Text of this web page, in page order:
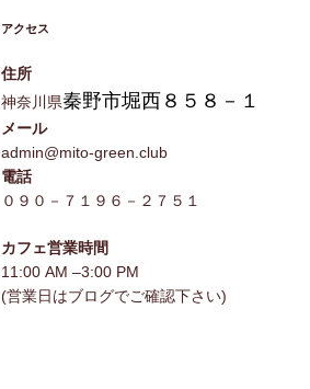
アクセス
住所
神奈川県秦野市堀西８５８－１
メール
admin@mito-green.club
電話
０９０－７１９６－２７５１
カフェ営業時間
11:00 AM –3:00 PM
(営業日はブログでご確認下さい)